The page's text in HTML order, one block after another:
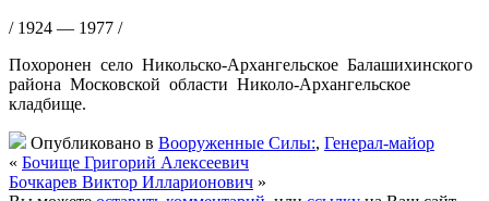
/ 1924 — 1977 /
Похоронен село Никольско-Архангельское Балашихинского
района Московской области Николо-Архангельское
кладбище.
Опубликовано в Вооруженные Силы:, Генерал-майор
« Бочище Григорий Алексеевич
Бочкарев Виктор Илларионович »